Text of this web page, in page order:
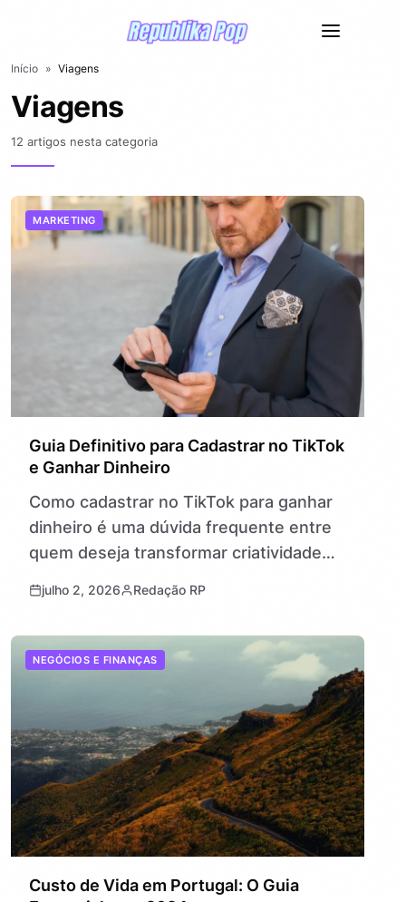
Início » Viagens
Viagens
12 artigos nesta categoria
MARKETING
Guia Definitivo para Cadastrar no TikTok
e Ganhar Dinheiro
Como cadastrar no TikTok para ganhar
dinheiro é uma dúvida frequente entre
quem deseja transformar criatividade
plataforma de vídeos curtos que
julho 2, 2026 Redação RP
NEGÓCIOS E FINANÇAS
Custo de Vida em Portugal: O Guia